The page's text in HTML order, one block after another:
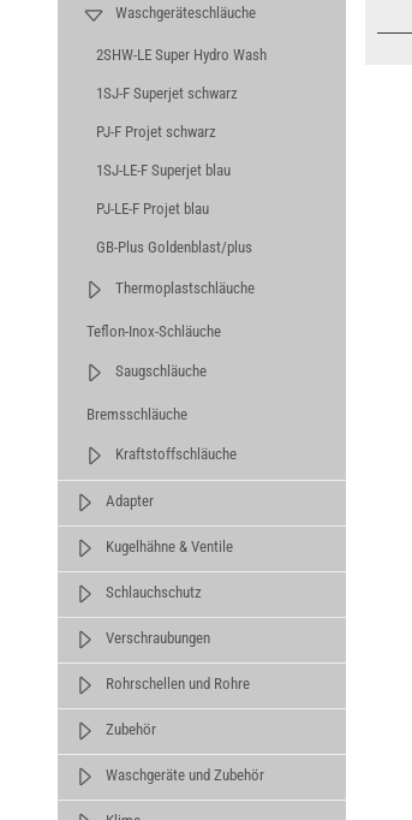
Waschgeräteschläuche
2SHW-LE Super Hydro Wash
1SJ-F Superjet schwarz
PJ-F Projet schwarz
1SJ-LE-F Superjet blau
PJ-LE-F Projet blau
GB-Plus Goldenblast/plus
Thermoplastschläuche
Teflon-Inox-Schläuche
Saugschläuche
Bremsschläuche
Kraftstoffschläuche
Adapter
Kugelhähne & Ventile
Schlauchschutz
Verschraubungen
Rohrschellen und Rohre
Zubehör
Waschgeräte und Zubehör